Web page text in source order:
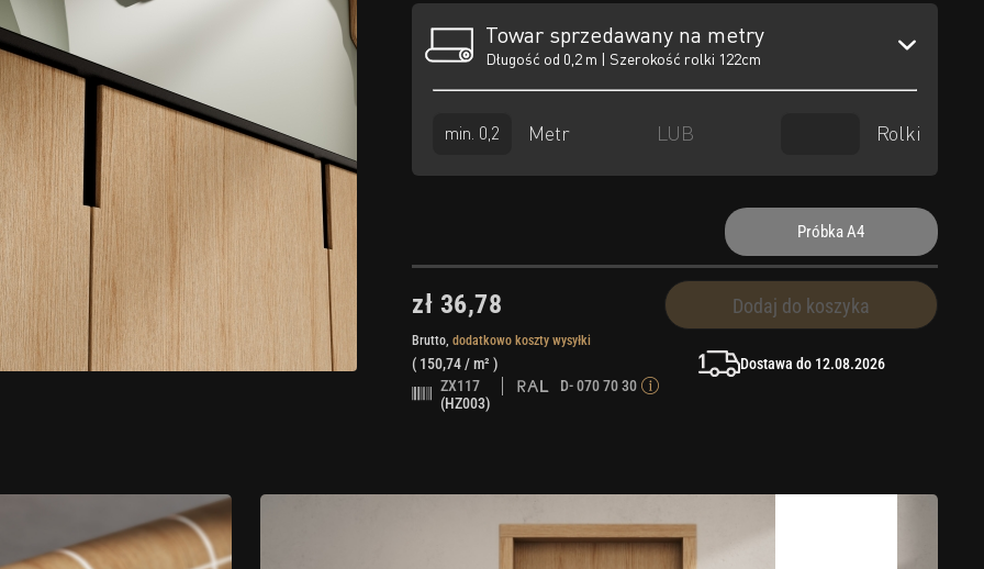
Towar sprzedawany na metry
Długość od 0,2 m | Szerokość rolki 122cm
Metr LUB Rolki
Próbka A4
zł 36,78 Dodaj do koszyka
Brutto,dodatkowo koszty wysyłki
( 150,74/ m² )
ZX117
(HZ003)
D- 070 70 30
Dostawa do 12.08.2026